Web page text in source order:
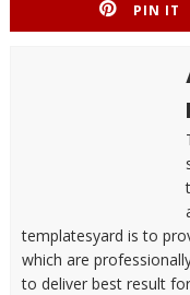
PIN IT
templatesyard is to
which are
to deliver best result